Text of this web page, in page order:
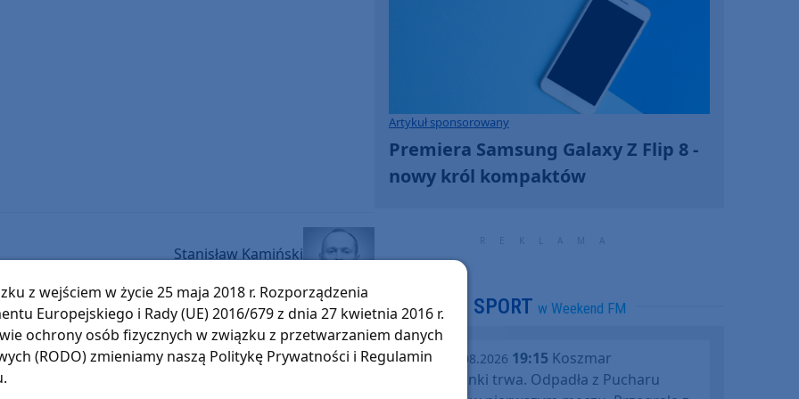
Stanisław Kamiński
O tej sprawie usłyszysz też w radiu Weekend
FM.
są
Artykuł sponsorowany
Premiera Samsung Galaxy Z Flip 8 -
nowy król kompaktów
SPORT w Weekend FM
środa, 05.08.2026 19:15 Koszmar
Chojniczanki trwa. Odpadła z Pucharu
z wejściem w życie 25 maja 2018 r. Rozporządzenia
Europejskiego i Rady (UE) 2016/679 z dnia 27 kwietnia 2016 r.
ochrony osób fizycznych w związku z przetwarzaniem danych
(RODO) zmieniamy naszą Politykę Prywatności i Regulamin